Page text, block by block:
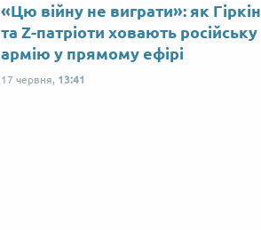
«Цю війну не виграти»: як Гіркін
та Z-патріоти ховають російську
армію у прямому ефірі
17 червня, 13:41